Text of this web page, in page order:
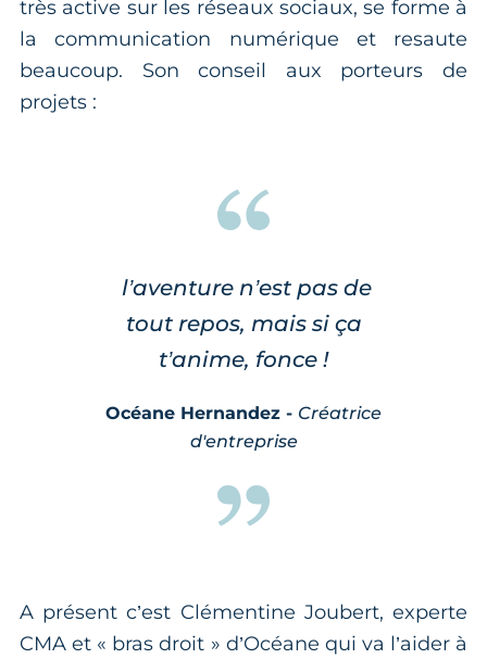
très active sur les réseaux sociaux, se forme à
la communication numérique et resaute
beaucoup. Son conseil aux porteurs de
projets :
l’aventure n’est pas de
tout repos, mais si ça
t’anime, fonce !
Océane Hernandez - Créatrice
d'entreprise
A présent c’est Clémentine Joubert, experte
CMA et « bras droit » d’Océane qui va l’aider à